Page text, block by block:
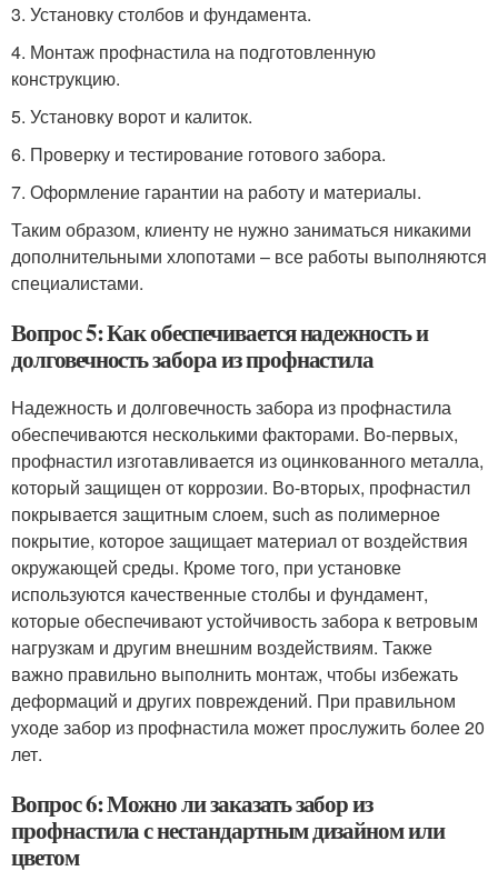
3. Установку столбов и фундамента.
4. Монтаж профнастила на подготовленную
конструкцию.
5. Установку ворот и калиток.
6. Проверку и тестирование готового забора.
7. Оформление гарантии на работу и материалы.
Таким образом, клиенту не нужно заниматься никакими
дополнительными хлопотами – все работы выполняются
специалистами.
Вопрос 5: Как обеспечивается надежность и
долговечность забора из профнастила
Надежность и долговечность забора из профнастила
обеспечиваются несколькими факторами. Во-первых,
профнастил изготавливается из оцинкованного металла,
который защищен от коррозии. Во-вторых, профнастил
покрывается защитным слоем, such as полимерное
покрытие, которое защищает материал от воздействия
окружающей среды. Кроме того, при установке
используются качественные столбы и фундамент,
которые обеспечивают устойчивость забора к ветровым
нагрузкам и другим внешним воздействиям. Также
важно правильно выполнить монтаж, чтобы избежать
деформаций и других повреждений. При правильном
уходе забор из профнастила может прослужить более 20
лет.
Вопрос 6: Можно ли заказать забор из
профнастила с нестандартным дизайном или
цветом